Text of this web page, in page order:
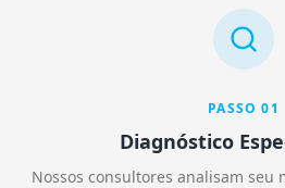
PASSO01
Diagnóstico
Nossos consultores analisam seu